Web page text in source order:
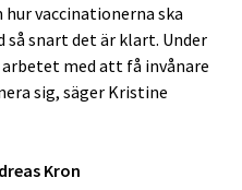
vaccinationerna ska
så snart det är klart. Under
med att få invånare
sig, säger Kristine
Kron